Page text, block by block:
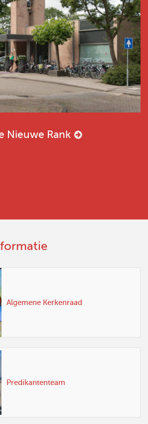
Nieuwe Rank
Algemene Kerkenraad
Predikantenteam